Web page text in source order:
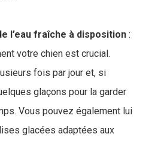
l’eau fraîche à disposition :
votre chien est crucial.
fois par jour et, si
glaçons pour la garder
Vous pouvez également lui
glacées adaptées aux